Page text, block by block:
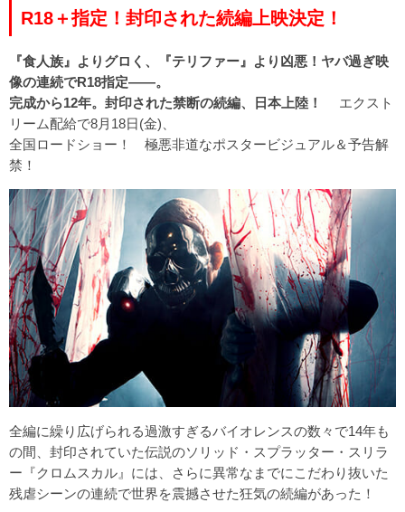
R18＋指定！封印された続編上映決定！
『食人族』よりグロく、『テリファー』より凶悪！ヤバ過ぎ映
像の連続でR18指定――。
完成から12年。封印された禁断の続編、日本上陸！
エクスト
リーム配給で8月18日(金)、
全国ロードショー！ 極悪非道なポスタービジュアル＆予告解
禁！
全編に繰り広げられる過激すぎるバイオレンスの数々で14年も
の間、封印されていた伝説のソリッド・スプラッター・スリラ
ー『クロムスカル』には、さらに異常なまでにこだわり抜いた
残虐シーンの連続で世界を震撼させた狂気の続編があった！